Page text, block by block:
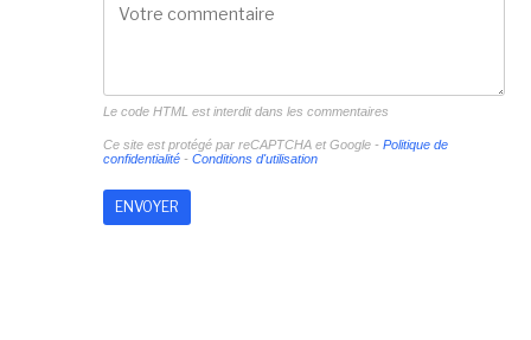
Le code HTML est interdit dans les commentaires
Ce site est protégé par reCAPTCHA et Google - Politique de
confidentialité- Conditions d'utilisation